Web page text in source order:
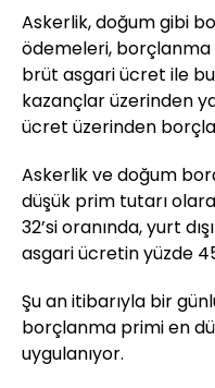
Askerlik, doğum gibi
ödemeleri,
brüt asgari ücret ile
kazançlar üzerinden
ücret üzerinden
Askerlik ve doğum
düşük prim tutarı
32’si oranında, yurt
asgari ücretin yüzde
Şu an itibarıyla bir
borçlanma primi en
uygulanıyor.